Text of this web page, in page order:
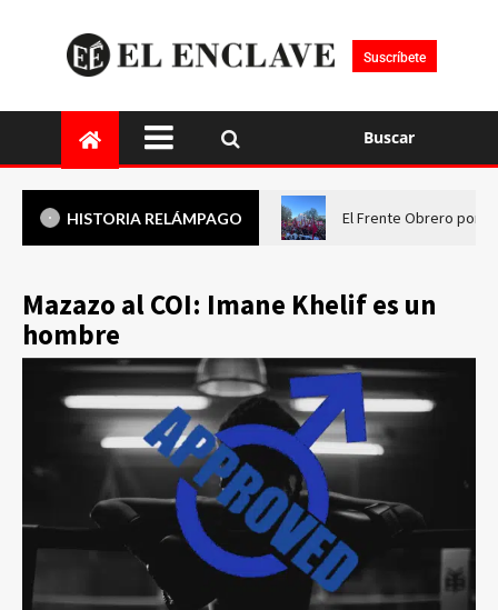
Suscríbete
Buscar
HISTORIA RELÁMPAGO El Frente Obrero pone
Mazazo al COI: Imane Khelif es un
hombre